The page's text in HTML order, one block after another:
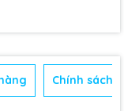
Chính sách